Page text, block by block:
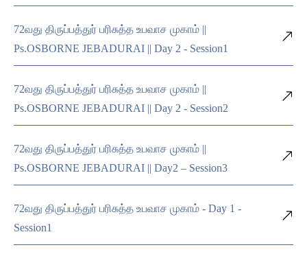
72வது திருப்பத்துர் பரிசுத்த உபவாச முகாம் ||
Ps.OSBORNE JEBADURAI || Day 2 - Session1
72வது திருப்பத்துர் பரிசுத்த உபவாச முகாம் ||
Ps.OSBORNE JEBADURAI || Day 2 - Session2
72வது திருப்பத்துர் பரிசுத்த உபவாச முகாம் ||
Ps.OSBORNE JEBADURAI || Day2 – Session3
72வது திருப்பத்துர் பரிசுத்த உபவாச முகாம் - Day 1 -
Session1